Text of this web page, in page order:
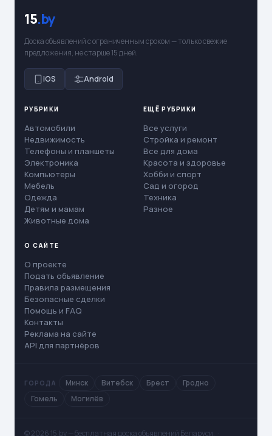
15.by
Доска объявлений с ограниченным сроком — только свежие
предложения, не старше 15 дней.
iOS Android
РУБРИКИ
Автомобили
Недвижимость
Телефоны и планшеты
Электроника
Компьютеры
Мебель
Одежда
Детям и мамам
Животные дома
ЕЩЁ РУБРИКИ
Все услуги
Стройка и ремонт
Все для дома
Красота и здоровье
Хобби и спорт
Сад и огород
Техника
Разное
О САЙТЕ
О проекте
Подать объявление
Правила размещения
Безопасные сделки
Помощь и FAQ
Контакты
Реклама на сайте
API для партнёров
ГОРОДА Минск Витебск Брест
Гродно
Гомель
Могилёв
© 2026 15.by — бесплатная доска объявлений Беларуси. ·